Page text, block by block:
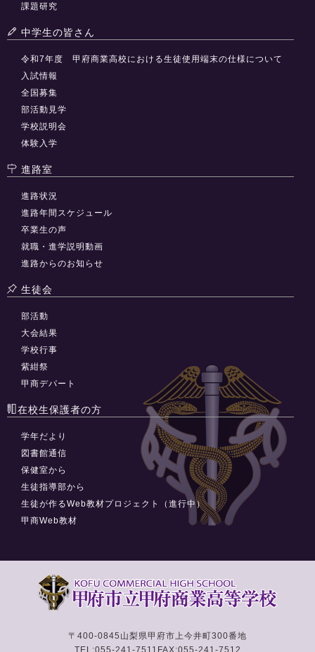
課題研究
中学生の皆さん
令和7年度 甲府商業高校における生徒使用端末の仕様について
入試情報
全国募集
部活動見学
学校説明会
体験入学
進路室
進路状況
進路年間スケジュール
卒業生の声
就職・進学説明動画
進路からのお知らせ
生徒会
部活動
大会結果
学校行事
紫紺祭
甲商デパート
在校生保護者の方
学年だより
図書館通信
保健室から
生徒指導部から
生徒が作るWeb教材プロジェクト（進行中）
甲商Web教材
〒400-0845 山梨県甲府市上今井町300番地
TEL:055-241-7511 FAX:055-241-7512